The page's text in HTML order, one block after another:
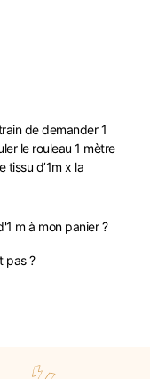
de demander 1
le rouleau 1 mètre
d’1m x la
m à mon panier ?
pas ?